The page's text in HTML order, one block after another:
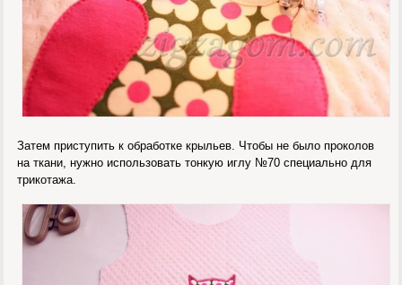
Затем приступить к обработке крыльев. Чтобы не было проколов
на ткани, нужно использовать тонкую иглу №70 специально для
трикотажа.